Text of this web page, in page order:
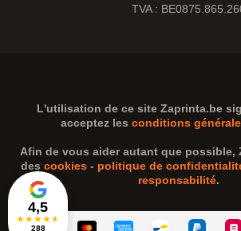
4,5
★★★★★
288
TVA :
L'utilisation de ce site Zaprinta.be
acceptez les conditions
Afin de vous aider autant que possible,
des cookies - politique de
responsabilité.